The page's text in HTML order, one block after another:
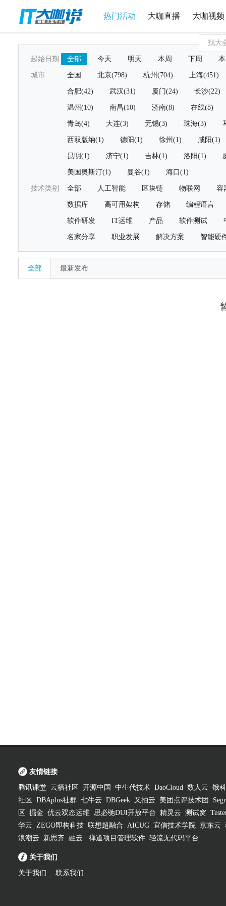
热门活动 大咖直播 大咖视频
起始日期 全部 今天 明天 本周 下周
城市 全国 北京(798) 杭州(704) 上海(451)
合肥(42) 武汉(31) 厦门(24) 长沙(22)
温州(10) 南昌(10) 济南(8) 在线(8)
青岛(4) 大连(3) 无锡(3) 珠海(3)
西双版纳(1) 德阳(1) 徐州(1) 咸阳(1)
昆明(1) 济宁(1) 吉林(1) 洛阳(1)
美国奥斯汀(1) 曼谷(1) 海口(1)
技术类别 全部 人工智能 区块链 物联网 容
数据库 高可用架构 存储 编程语言
软件研发 IT运维 产品 软件测试
名家分享 职业发展 解决方案 智能硬
全部 最新发布
友情链接
腾讯课堂 云栖社区 开源中国 中生代技术 DaoCloud 数人云 饿
社区
DBAplus社群 七牛云 DBGeek 又拍云 美团点评技术团
区
掘金 优云双态运维 思必驰DUI开放平台 精灵云 测试窝
华云 ZEGO即构科技 联想超融合 AICUG 宜信技术学院 京东云
浪潮云
新思齐 融云 禅道项目管理软件 轻流无代码平台
关于我们
关于我们 联系我们